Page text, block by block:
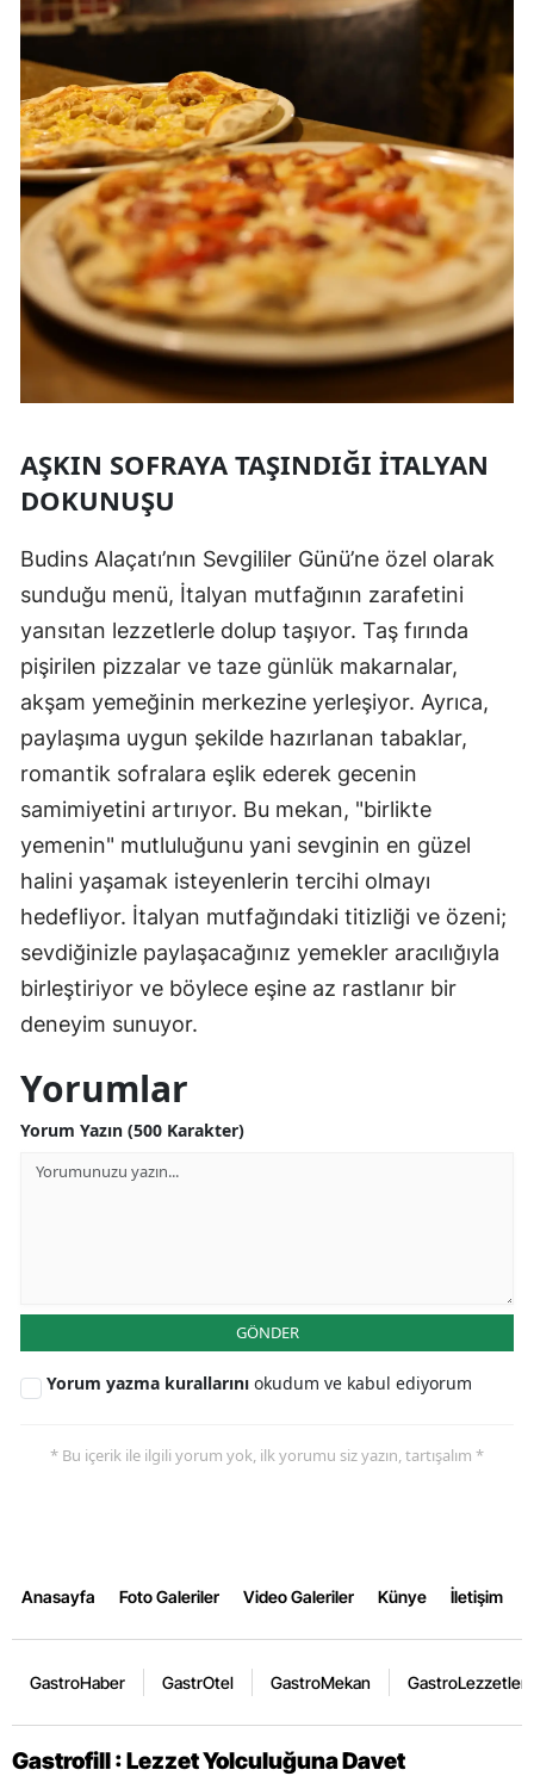
AŞKIN SOFRAYA TAŞINDIĞI İTALYAN
DOKUNUŞU
Budins Alaçatı’nın Sevgililer Günü’ne özel olarak
sunduğu menü, İtalyan mutfağının zarafetini
yansıtan lezzetlerle dolup taşıyor. Taş fırında
pişirilen pizzalar ve taze günlük makarnalar,
akşam yemeğinin merkezine yerleşiyor. Ayrıca,
paylaşıma uygun şekilde hazırlanan tabaklar,
romantik sofralara eşlik ederek gecenin
samimiyetini artırıyor. Bu mekan, "birlikte
yemenin" mutluluğunu yani sevginin en güzel
halini yaşamak isteyenlerin tercihi olmayı
hedefliyor. İtalyan mutfağındaki titizliği ve özeni;
sevdiğinizle paylaşacağınız yemekler aracılığıyla
birleştiriyor ve böylece eşine az rastlanır bir
deneyim sunuyor.
Yorumlar
Yorum Yazın (500 Karakter)
GÖNDER
Yorum yazma kurallarını okudum ve kabul ediyorum
* Bu içerik ile ilgili yorum yok, ilk yorumu siz yazın, tartışalım *
Anasayfa Foto Galeriler Video Galeriler Künye İletişim
GastroHaber GastrOtel GastroMekan GastroLezzetler
Gastrofill : Lezzet Yolculuğuna Davet